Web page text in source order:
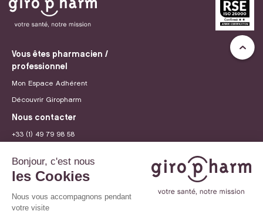
Vous êtes pharmacien /
professionnel
Mon Espace Adhérent
Découvrir Giropharm
Nous contacter
+33 (1) 49 79 98 58
Recrutement